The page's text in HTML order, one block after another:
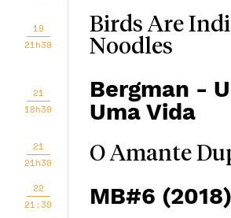
19
21h30
Birds Are
Noodles
21
18h30
Bergman -
Uma Vida
21
21h30
O Amante
22
21:30
MB#6 (2018)